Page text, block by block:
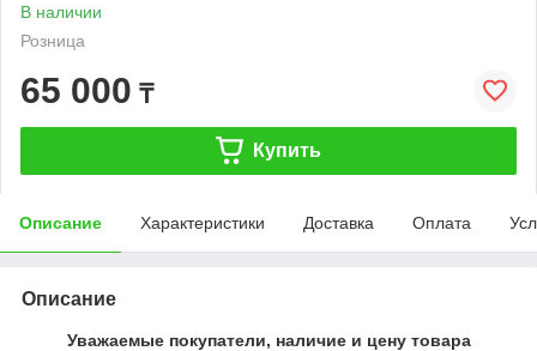
В наличии
Розница
65 000 ₸
Купить
Описание Характеристики Доставка Оплата
Описание
Уважаемые покупатели, наличие и цену товара